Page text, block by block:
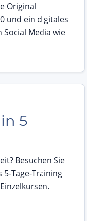
Original
und ein digitales
Social Media wie
5
Besuchen Sie
5-Tage-Training